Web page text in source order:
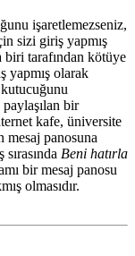
işaretlemezseniz,
sizi giriş yapmış
biri tarafından kötüye
yapmış olarak
kutucuğunu
bir
kafe, üniversite
mesaj panosuna
Beni hatırla
bir mesaj panosu
olmasıdır.